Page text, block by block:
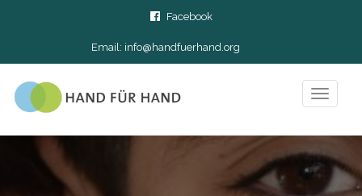
Facebook
Email: info@handfuerhand.org